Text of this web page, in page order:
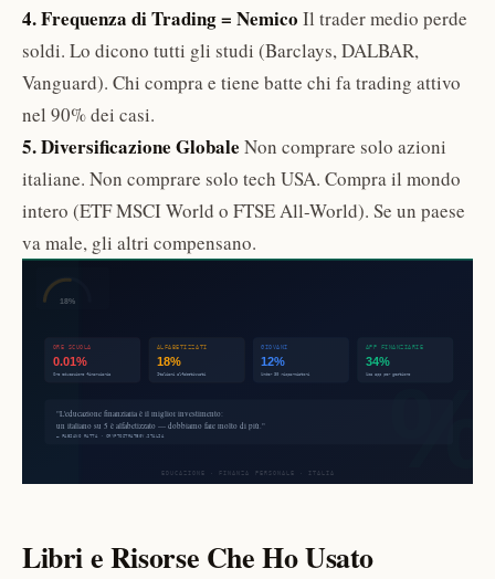
4. Frequenza di Trading = Nemico Il trader medio perde
soldi. Lo dicono tutti gli studi (Barclays, DALBAR,
Vanguard). Chi compra e tiene batte chi fa trading attivo
nel 90% dei casi.
5. Diversificazione Globale Non comprare solo azioni
italiane. Non comprare solo tech USA. Compra il mondo
intero (ETF MSCI World o FTSE All-World). Se un paese
va male, gli altri compensano.
Libri e Risorse Che Ho Usato